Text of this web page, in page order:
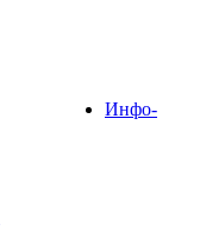
Инфо-